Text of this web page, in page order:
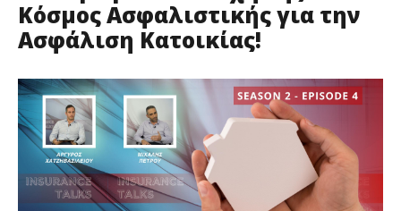
Κόσμος Ασφαλιστικής για την
Ασφάλιση Κατοικίας!